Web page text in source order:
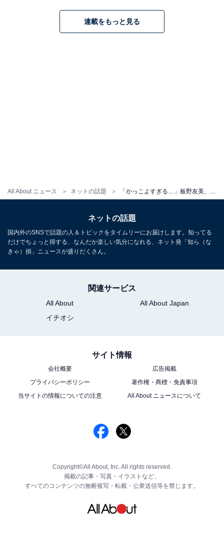
All About ニュース ネットの話題
連載をもっと見る
ネットの話題
国内外のSNSで話題の人＆トピックをタイムリーにお届けします。知ってる
だけでちょっと得する、なんだか楽しい気分になれる、ネット発「知ら（な
きゃ）損」ニュースが盛りだくさん。
関連サービス
All About
All About Japan
イチオシ
サイト情報
会社概要
広告掲載
プライバシーポリシー
著作権・商標・免責事項
当サイトの情報についての注意
All About ニュースについて
Copyright©All About, Inc. All rights reserved.
掲載の記事・写真・イラストなど、
すべてのコンテンツの無断複写・転載・公衆送信等を禁じます。